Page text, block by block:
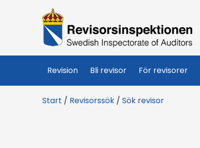
R
e
v
i
Revision Bli revisor För revisorer
Start / Revisorssök / Sök revisor